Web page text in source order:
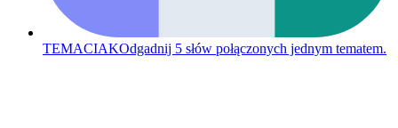
TEMACIAKOdgadnij 5 słów połączonych jednym tematem.